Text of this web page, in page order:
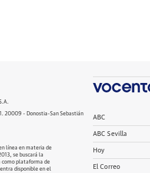
20009 - Donostia-San Sebastián
línea en materia de
se buscará la
como plataforma de
disponible en el
ABC
ABC Sevilla
Hoy
El Correo